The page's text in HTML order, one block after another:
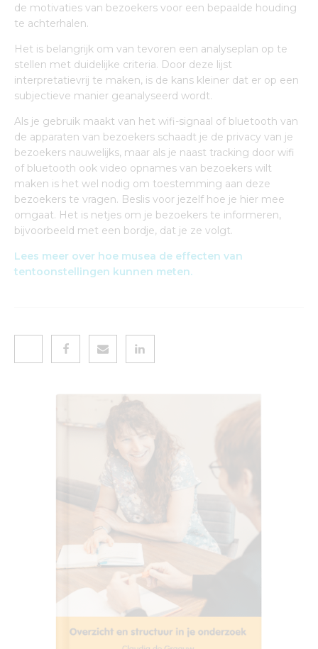
de motivaties van bezoekers voor een bepaalde houding
te achterhalen.
Het is belangrijk om van tevoren een analyseplan op te
stellen met duidelijke criteria. Door deze lijst
interpretatievrij te maken, is de kans kleiner dat er op een
subjectieve manier geanalyseerd wordt.
Als je gebruik maakt van het wifi-signaal of bluetooth van
de apparaten van bezoekers schaadt je de privacy van je
bezoekers nauwelijks, maar als je naast tracking door wifi
of bluetooth ook video opnames van bezoekers wilt
maken is het wel nodig om toestemming aan deze
bezoekers te vragen. Beslis voor jezelf hoe je hier mee
omgaat. Het is netjes om je bezoekers te informeren,
bijvoorbeeld met een bordje, dat je ze volgt.
Lees meer over hoe musea de effecten van
tentoonstellingen kunnen meten.